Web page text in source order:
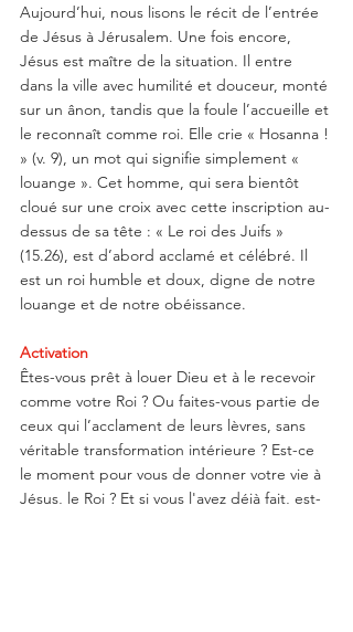
Aujourd’hui, nous lisons le récit de l’entrée
de Jésus à Jérusalem. Une fois encore,
Jésus est maître de la situation. Il entre
dans la ville avec humilité et douceur, monté
sur un ânon, tandis que la foule l’accueille et
le reconnaît comme roi. Elle crie « Hosanna !
» (v. 9), un mot qui signifie simplement «
louange ». Cet homme, qui sera bientôt
cloué sur une croix avec cette inscription au-
dessus de sa tête : « Le roi des Juifs »
(15.26), est d’abord acclamé et célébré. Il
est un roi humble et doux, digne de notre
louange et de notre obéissance.
Activation
Êtes-vous prêt à louer Dieu et à le recevoir
comme votre Roi ? Ou faites-vous partie de
ceux qui l’acclament de leurs lèvres, sans
véritable transformation intérieure ? Est-ce
le moment pour vous de donner votre vie à
Jésus, le Roi ? Et si vous l'avez déjà fait, est-